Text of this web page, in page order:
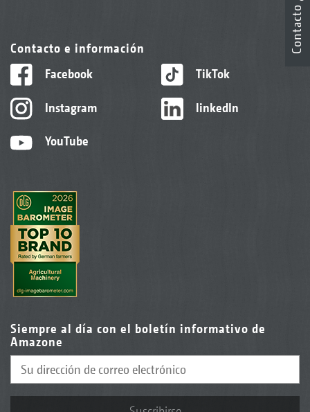
Contacto e información
Facebook
Instagram
YouTube
TikTok
linkedIn
Siempre al día con el boletín informativo de
Amazone
Contacto